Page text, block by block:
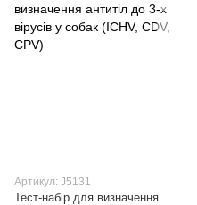
Артикул: J5131
Тест-набір для визначення